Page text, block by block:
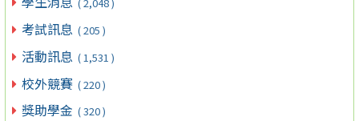
( 2,048 )
考試訊息 ( 205 )
活動訊息 ( 1,531 )
校外競賽 ( 220 )
獎助學金 ( 320 )